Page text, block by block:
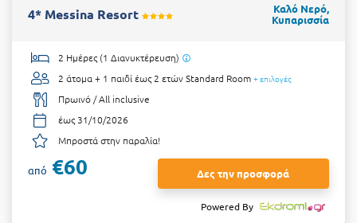
4* Messina Resort
Καλό Νερό,
Κυπαρισσία
2 Ημέρες (1 Διανυκτέρευση)
2 άτομα + 1 παιδί έως 2 ετώνStandard Room + επιλογές
Πρωινό / All inclusive
έως 31/10/2026
Μπροστά στην παραλία!
από €60 Δες την προσφορά
Powered By